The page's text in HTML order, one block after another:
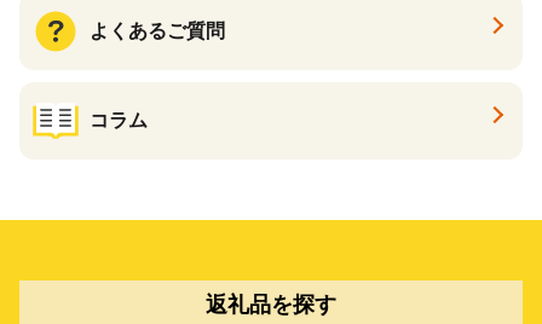
よくあるご質問
コラム
返礼品を探す